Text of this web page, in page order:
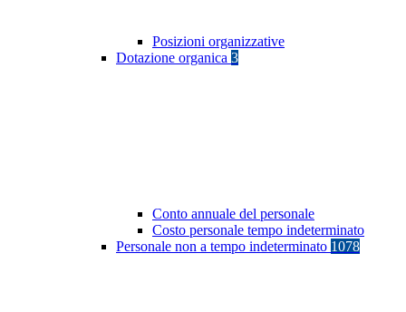
Posizioni organizzative
Dotazione organica 3
Conto annuale del personale
Costo personale tempo indeterminato
Personale non a tempo indeterminato 1078